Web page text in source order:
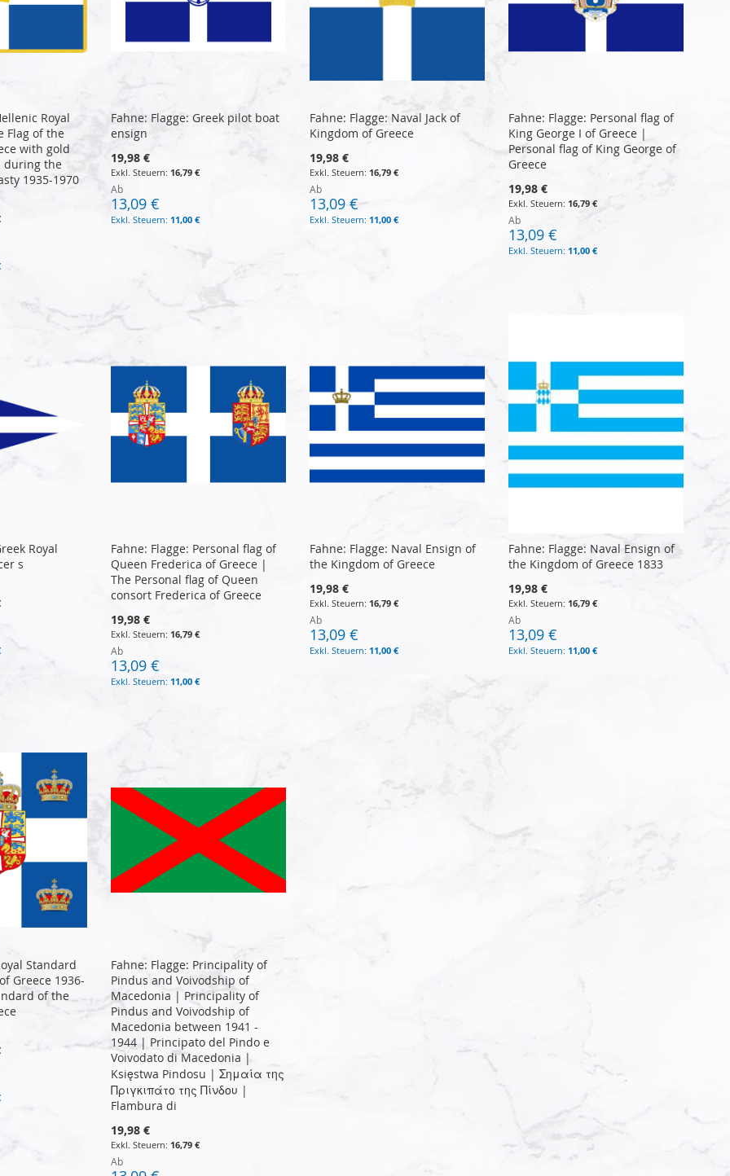
Royal
Flag of the
with gold
during the
1935-1970
Fahne: Flagge: Greek pilot boat
ensign
19,98 €
16,79 €
Ab
13,09 €
11,00 €
Fahne: Flagge: Naval Jack of
Kingdom of Greece
19,98 €
16,79 €
Ab
13,09 €
11,00 €
Fahne: Flagge: Personal flag of
King George I of Greece |
Personal flag of King George of
Greece
19,98 €
16,79 €
Ab
13,09 €
11,00 €
Royal
s
Fahne: Flagge: Personal flag of
Queen Frederica of Greece |
The Personal flag of Queen
consort Frederica of Greece
19,98 €
16,79 €
Ab
13,09 €
11,00 €
Fahne: Flagge: Naval Ensign of
the Kingdom of Greece
19,98 €
16,79 €
Ab
13,09 €
11,00 €
Fahne: Flagge: Naval Ensign of
the Kingdom of Greece 1833
19,98 €
16,79 €
Ab
13,09 €
11,00 €
Standard
Greece 1936-
of the
Fahne: Flagge: Principality of
Pindus and Voivodship of
Macedonia | Principality of
Pindus and Voivodship of
Macedonia between 1941 -
1944 | Principato del Pindo e
Voivodato di Macedonia |
Księstwa Pindosu | Σημαία της
Πριγκιπάτο της Πίνδου |
Flambura di
19,98 €
16,79 €
Ab